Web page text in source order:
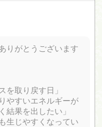
りがとうございます
を取り戻す日」
やすいエネルギーが
結果を出したい」
生じやすくなってい